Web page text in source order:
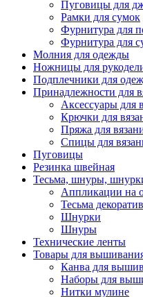
Пуговицы для
Рамки для сумок
Фурнитура для
Фурнитура для
Молния для одежды
Ножницы для
Подплечники для
Принадлежности для
Аксессуары для
Крючки для
Пряжа для
Спицы для
Пуговицы
Резинка швейная
Тесьма, шнуры,
Аппликации на
Тесьма
Шнурки
Шнуры
Технические ленты
Товары для
Канва для
Наборы для
Нитки мулине